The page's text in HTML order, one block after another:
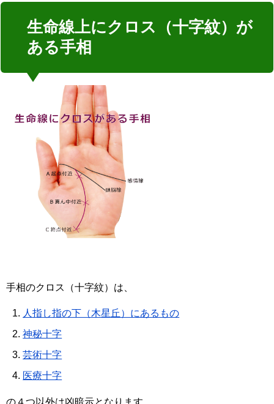
生命線上にクロス（十字紋）が
ある手相
手相のクロス（十字紋）は、
人指し指の下（木星丘）にあるもの
神秘十字
芸術十字
医療十字